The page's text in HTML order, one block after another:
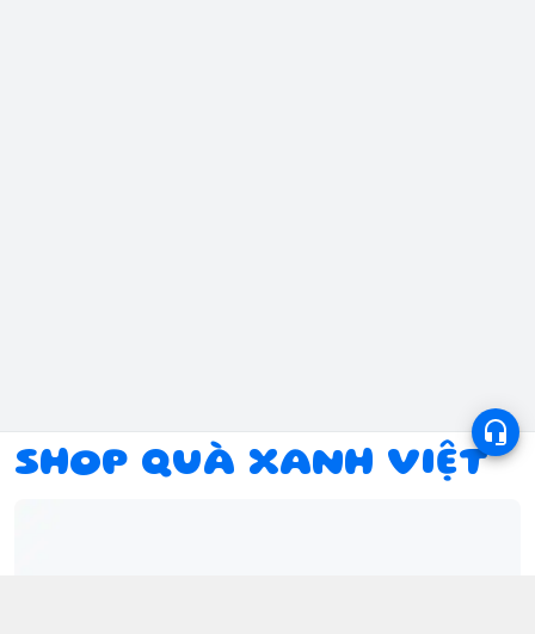
SHOP QUÀ XANH VIỆT